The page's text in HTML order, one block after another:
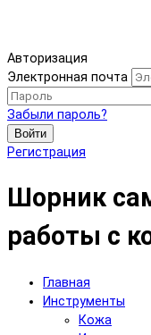
Авторизация
Электронная почта
Забыли пароль?
Войти
Регистрация
Шорник
работы с
Главная
Инструменты
Кожа